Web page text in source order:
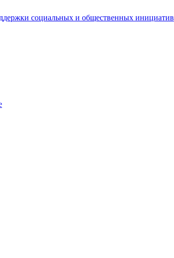
социальных и общественных инициатив